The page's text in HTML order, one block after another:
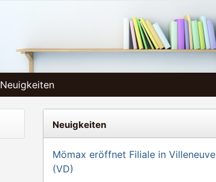
Neuigkeiten
Neuigkeiten
Mömax eröffnet Filiale in Villeneuve
(VD)